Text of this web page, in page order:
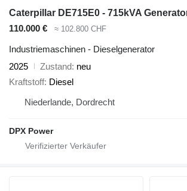
Caterpillar DE715E0 - 715kVA
110.000 €
≈ 102.800 CHF
Industriemaschinen - Dieselgenerator
2025
Zustand neu
Kraftstoff Diesel
Niederlande, Dordrecht
DPX Power